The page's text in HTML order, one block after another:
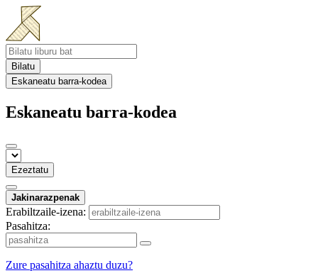
Bilatu
Eskaneatu barra-kodea
Eskaneatu barra-kodea
Ezeztatu
Jakinarazpenak
Erabiltzaile-izena:
Pasahitza:
Zure pasahitza ahaztu duzu?